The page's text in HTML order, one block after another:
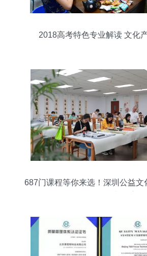
2018高考特色专业解读 文化
687门课程等你来选！深圳公益文